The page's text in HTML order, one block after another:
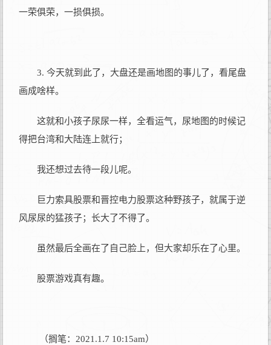
一荣俱荣，一损俱损。
3. 今天就到此了，大盘还是画地图的事儿了，看尾盘
画成啥样。
这就和小孩子尿尿一样，全看运气，尿地图的时候记
得把台湾和大陆连上就行；
我还想过去待一段儿呢。
巨力索具股票和晋控电力股票这种野孩子，就属于逆
风尿尿的猛孩子；长大了不得了。
虽然最后全画在了自己脸上，但大家却乐在了心里。
股票游戏真有趣。
（搁笔：2021.1.7 10:15am）